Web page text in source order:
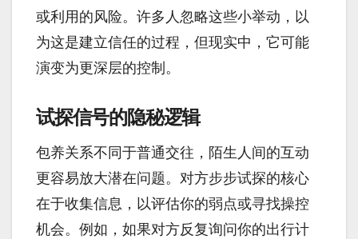
或利用的风险。许多人忽略这些小举动，以
为这是建立信任的过程，但现实中，它可能
演变为更深层的控制。
试探信号的隐秘逻辑
包养关系不同于普通交往，陌生人间的互动
更容易放大潜在问题。对方步步试探的核心
在于收集信息，以评估你的弱点或寻找操控
机会。例如，如果对方反复询问你的出行计